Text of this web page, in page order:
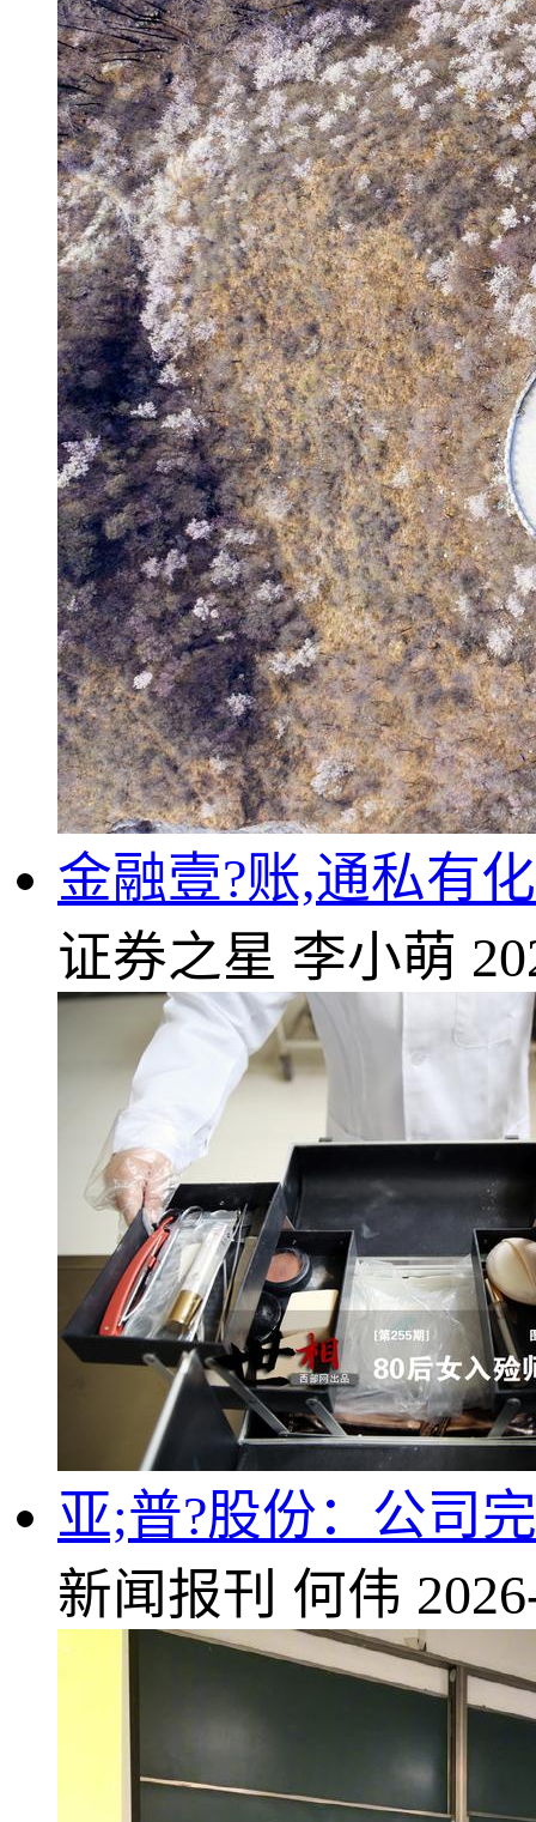
金融壹?账,通私有
证券之星 李小萌
亚;普?股份：公司
新闻报刊 何伟